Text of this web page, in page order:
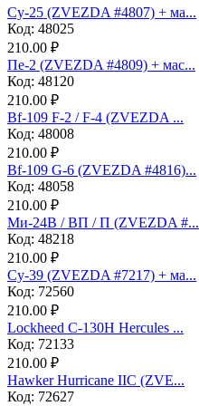
Су-25 (ZVEZDA #4807) + ма...
Код: 48025
210.00 ₽
Пе-2 (ZVEZDA #4809) + мас...
Код: 48120
210.00 ₽
Bf-109 F-2 / F-4 (ZVEZDA ...
Код: 48008
210.00 ₽
Bf-109 G-6 (ZVEZDA #4816)...
Код: 48058
210.00 ₽
Ми-24В / ВП / П (ZVEZDA #...
Код: 48218
210.00 ₽
Су-39 (ZVEZDA #7217) + ма...
Код: 72560
210.00 ₽
Lockheed C-130H Hercules ...
Код: 72133
210.00 ₽
Hawker Hurricane IIC (ZVE...
Код: 72627